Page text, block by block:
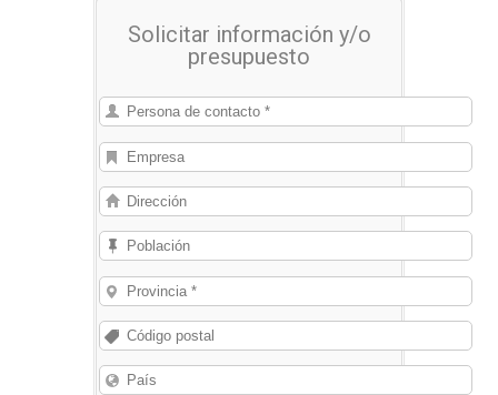
Solicitar información y/o
presupuesto